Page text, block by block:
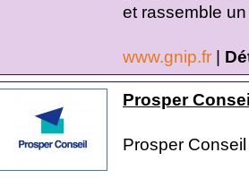
et rassemble
www.gnip.fr |
Prosper
Prosper